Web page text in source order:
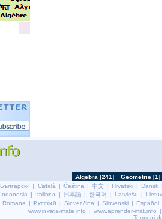
Български | Català | Čeština | 中文 | Hrvatski | Dansk
Indonesia | Italiano | 日本語 | 한국어 | Latviešu |
Romana
| Русский | Slovenčina | Slovenski | Español
www.invata-mate.info
| www.aprender-mat.info |
Termeni